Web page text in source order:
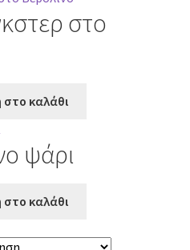
στο
καλάθι
ψάρι
καλάθι